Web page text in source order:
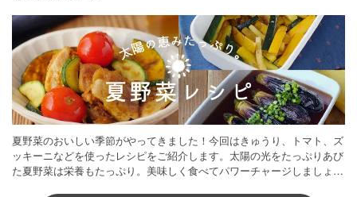
夏野菜のおいしい季節がやってきました！今回はきゅうり、トマト、ズ
ッキーニなどを使ったレシピをご紹介します。太陽の光をたっぷりあび
た夏野菜は栄養もたっぷり。美味しく食べてパワーチャージしましょう